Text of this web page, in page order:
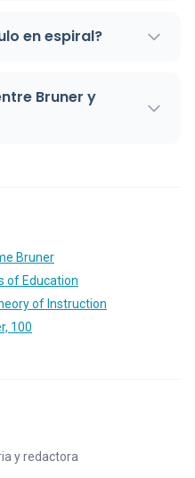
en espiral?
Bruner y
Bruner
of Education
of Instruction
100
y redactora